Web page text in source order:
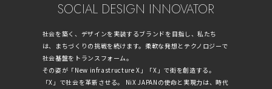
SOCIAL DESIGN INNOVATOR
社会を築く、デザインを実装するブランドを目指し、私たち
は、まちづくりの挑戦を続けます。柔軟な発想とテクノロジーで
社会基盤をトランスフォーム。
その姿が「New infrastructure X」「X」で街を創造する。
「X」で社会を革新させる。 NiX JAPANの使命と実現力は、時代